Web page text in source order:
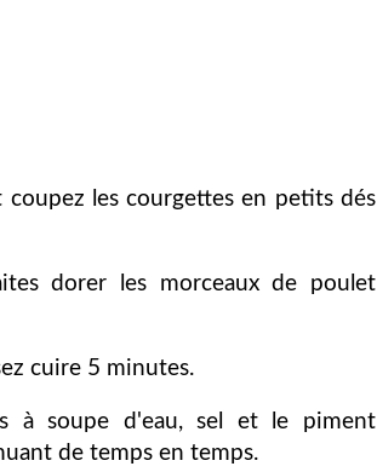
les courgettes en petits dés
dorer les morceaux de poulet
cuire 5 minutes.
à soupe d'eau, sel et le piment
de temps en temps.